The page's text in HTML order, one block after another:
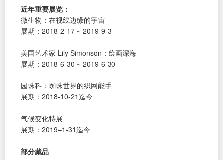
近年重要展览：
微生物：在视线边缘的宇宙
展期：2018-2-17 ~ 2019-9-3
美国艺术家 Lily Simonson：绘画深海
展期：2018-6-30 ~ 2019-6-30
园蛛科：蜘蛛世界的织网能手
展期：2018-10-21迄今
气候变化特展
展期：2019–1-31迄今
部分藏品